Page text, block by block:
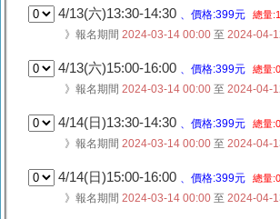
4/13(六)13:30-14:30 、價格:399元 總量
》報名期間 2024-03-14 00:00 至 2024-04-
4/13(六)15:00-16:00 、價格:399元 總量:0
》報名期間 2024-03-14 00:00 至 2024-04-
4/14(日)13:30-14:30 、價格:399元 總量:0
》報名期間 2024-03-14 00:00 至 2024-04-
4/14(日)15:00-16:00 、價格:399元 總量:0
》報名期間 2024-03-14 00:00 至 2024-04-